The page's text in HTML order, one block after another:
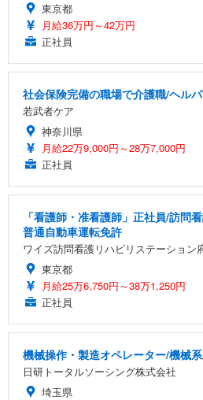
東京都
月給36万円～42万円
正社員
社会保険完備の職場で介護職/ヘル
若武者ケア
神奈川県
月給22万9,000円～28万7,000円
正社員
「看護師・准看護師」正社員/訪問
普通自動車運転免許
ワイズ訪問看護リハビリステーション
東京都
月給25万6,750円～38万1,250円
正社員
機械操作・製造オペレーター/機械
日研トータルソーシング株式会社
埼玉県